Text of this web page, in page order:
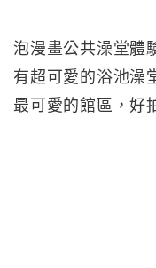
泡漫畫公共澡堂體
有超可愛的浴池澡
最可愛的館區，好